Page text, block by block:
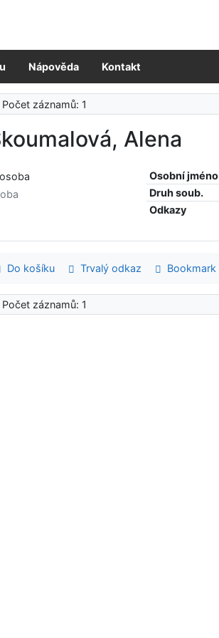
Nápověda Kontakt
Počet záznamů: 1
Alena
Osobní jméno
Druh soub.
Odkazy
Do košíku Trvalý odkaz Bookmark
Počet záznamů: 1